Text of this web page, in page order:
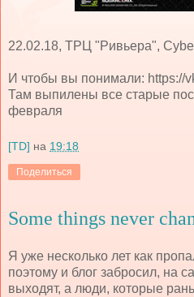
22.02.18, ТРЦ "Ривьера",
И чтобы вы понимали: https://
Там выпилены все старые
февраля
[TD] на 19:18
Поделиться
Some things never
Я уже несколько лет как
поэтому и блог забросил, на
выходят, а люди, которые